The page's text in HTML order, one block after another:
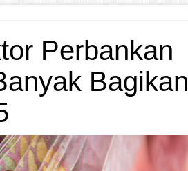
Perbankan
Bagikan